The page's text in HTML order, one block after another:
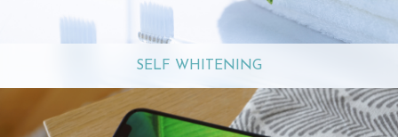
SELF WHITENING